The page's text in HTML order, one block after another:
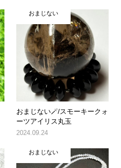
おまじない
おまじない🪄/スモーキークォ
ーツアイリス丸玉
2024.09.24
おまじない